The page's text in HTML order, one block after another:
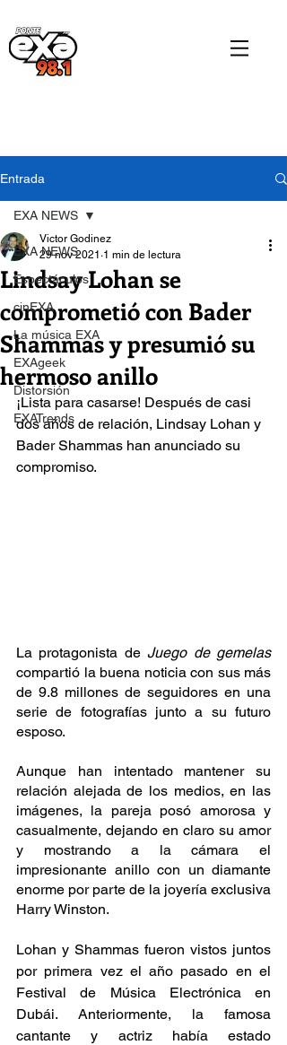
Entrada
EXA NEWS
Espectáculos
cinEXA
La música EXA
EXAgeek
Distorsión
EXATrends
EXA NEWS
Lindsay Lohan se
comprometió con Bader
Shammas y presumió su
hermoso anillo
Victor Godinez
29 nov 2021 1 min de lectura
¡Lista para casarse! Después de casi
dos años de relación, Lindsay Lohan y
Bader Shammas han anunciado su
compromiso.
La protagonista de Juego de gemelas
compartió la buena noticia con sus más
de 9.8 millones de seguidores en una
serie de fotografías junto a su futuro
esposo.
Aunque han intentado mantener su
relación alejada de los medios, en las
imágenes, la pareja posó amorosa y
casualmente, dejando en claro su amor
y mostrando a la cámara el
impresionante anillo con un diamante
enorme por parte de la joyería exclusiva
Harry Winston.
Lohan y Shammas fueron vistos juntos
por primera vez el año pasado en el
Festival de Música Electrónica en
Dubái. Anteriormente, la famosa
cantante y actriz había estado